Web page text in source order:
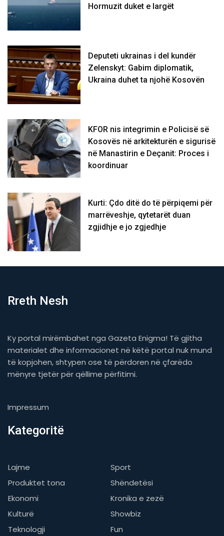
Hormuzit duket e largët
Deputeti ukrainas i del kundër
Zelenskyt: Gabim diplomatik,
Ukraina duhet ta njohë Kosovën
KFOR nis integrimin e Policisë së
Kosovës në arkitekturën e sigurisë
në Manastirin e Deçanit: Proces i
koordinuar
Kurti: Çdo ditë do të përpiqemi për
marrëveshje, qytetarët duan
zgjidhje e jo zgjedhje
Rreth Nesh
Ky portal mirëmbahet nga Gazeta Enigma! Të gjitha
materialet dhe informacionet në këtë portal nuk mund
të kopjohen, shtypen ose të përdoren në çfarëdo
mënyre tjetër për qëllime përfitimi.
Impressum
Kategoritë
Lajme
Sport
Produktet tona
Shëndetësi
Ekonomi
Kronika e zezë
Kulturë
Showbiz
Teknologji
Fun